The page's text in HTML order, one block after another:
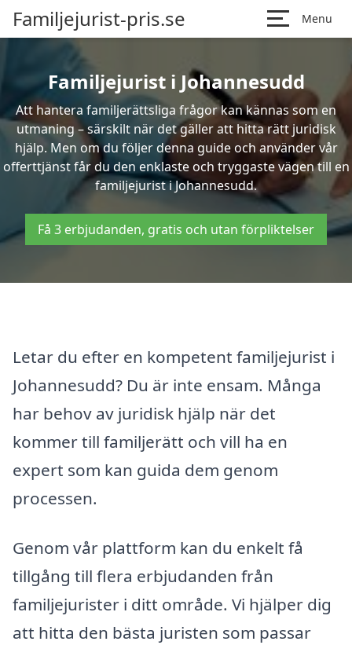
Familjejurist-pris.se Menu
Familjejurist i Johannesudd
Att hantera familjerättsliga frågor kan kännas som en
utmaning – särskilt när det gäller att hitta rätt juridisk
hjälp. Men om du följer denna guide och använder vår
offerttjänst får du den enklaste och tryggaste vägen till en
familjejurist i Johannesudd.
Få 3 erbjudanden, gratis och utan förpliktelser
Letar du efter en kompetent familjejurist i
Johannesudd? Du är inte ensam. Många
har behov av juridisk hjälp när det
kommer till familjerätt och vill ha en
expert som kan guida dem genom
processen.
Genom vår plattform kan du enkelt få
tillgång till flera erbjudanden från
familjejurister i ditt område. Vi hjälper dig
att hitta den bästa juristen som passar